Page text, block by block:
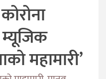
महामारी’